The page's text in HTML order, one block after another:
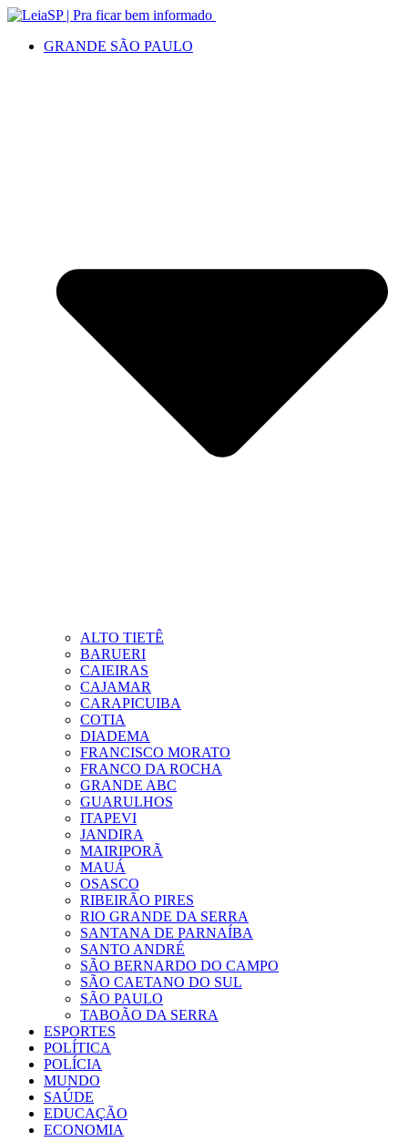
GRANDE SÃO PAULO
ALTO TIETÊ
BARUERI
CAIEIRAS
CAJAMAR
CARAPICUIBA
COTIA
DIADEMA
FRANCISCO MORATO
FRANCO DA ROCHA
GRANDE ABC
GUARULHOS
ITAPEVI
JANDIRA
MAIRIPORÃ
MAUÁ
OSASCO
RIBEIRÃO PIRES
RIO GRANDE DA SERRA
SANTANA DE PARNAÍBA
SANTO ANDRÉ
SÃO BERNARDO DO CAMPO
SÃO CAETANO DO SUL
SÃO PAULO
TABOÃO DA SERRA
ESPORTES
POLÍTICA
POLÍCIA
MUNDO
SAÚDE
EDUCAÇÃO
ECONOMIA